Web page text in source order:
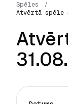
Spēles
/
Atvērtā spēle